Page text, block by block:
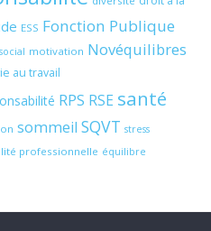
ESS Fonction Publique
motivation Novéquilibres
au travail
RPS RSE santé
sommeil SQVT stress
professionnelle équilibre